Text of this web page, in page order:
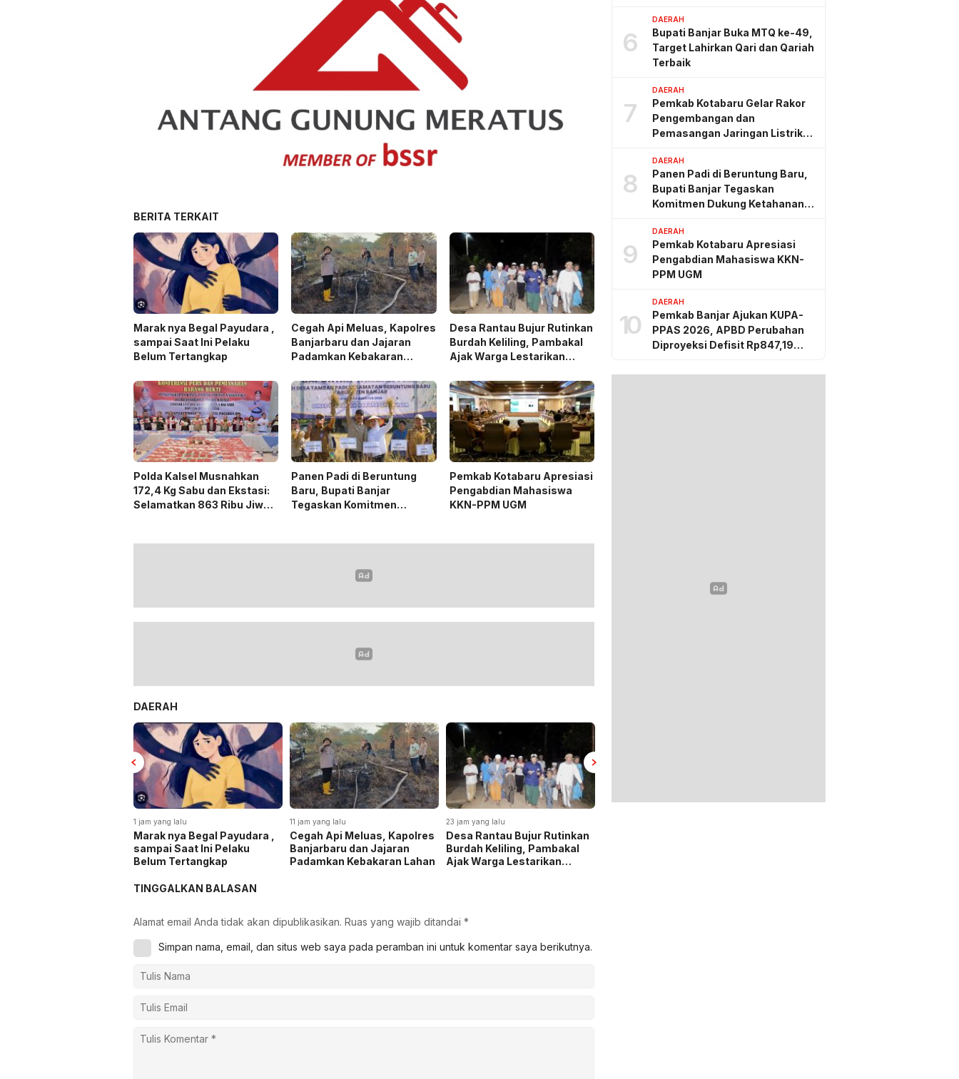
BERITA TERKAIT
Marak nya Begal Payudara ,
sampai Saat Ini Pelaku
Belum Tertangkap
Cegah Api Meluas, Kapolres
Banjarbaru dan Jajaran
Padamkan Kebakaran
Desa Rantau Bujur Rutinkan
Burdah Keliling, Pambakal
Ajak Warga Lestarikan
Polda Kalsel Musnahkan
172,4 Kg Sabu dan Ekstasi:
Selamatkan 863 Ribu Jiwa
Panen Padi di Beruntung
Baru, Bupati Banjar
Tegaskan Komitmen
Pemkab Kotabaru Apresiasi
Pengabdian Mahasiswa
KKN-PPM UGM
DAERAH
1 jam yang lalu
Marak nya Begal Payudara ,
sampai Saat Ini Pelaku
Belum Tertangkap
11 jam yang lalu
Cegah Api Meluas, Kapolres
Banjarbaru dan Jajaran
Padamkan Kebakaran Lahan
23 jam yang lalu
Desa Rantau Bujur Rutinkan
Burdah Keliling, Pambakal
Ajak Warga Lestarikan
TINGGALKAN BALASAN
Alamat email Anda tidak akan dipublikasikan. Ruas yang wajib ditandai *
Simpan nama, email, dan situs web saya pada peramban ini untuk komentar saya berikutnya.
6
DAERAH
Bupati Banjar Buka MTQ ke-49,
Target Lahirkan Qari dan Qariah
Terbaik
7
DAERAH
Pemkab Kotabaru Gelar Rakor
Pengembangan dan
Pemasangan Jaringan Listrik
8
DAERAH
Panen Padi di Beruntung Baru,
Bupati Banjar Tegaskan
Komitmen Dukung Ketahanan
9
DAERAH
Pemkab Kotabaru Apresiasi
Pengabdian Mahasiswa KKN-
PPM UGM
10
DAERAH
Pemkab Banjar Ajukan KUPA-
PPAS 2026, APBD Perubahan
Diproyeksi Defisit Rp847,19